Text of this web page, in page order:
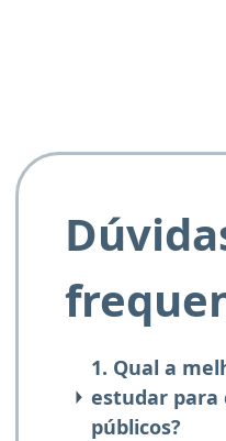
1. Qual a
estudar para
públicos?